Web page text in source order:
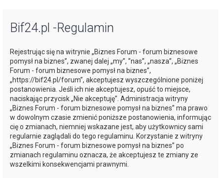
Bif24.pl -Regulamin
Rejestrując się na witrynie „Biznes Forum - forum biznesowe
pomysł na biznes”, zwanej dalej „my”, ”nas”, „nasza”, „Biznes
Forum - forum biznesowe pomysł na biznes”,
„https://bif24.pl/forum”, akceptujesz wyszczególnione poniżej
postanowienia. Jeśli ich nie akceptujesz, opuść to miejsce,
naciskając przycisk „Nie akceptuję”. Administracja witryny
„Biznes Forum - forum biznesowe pomysł na biznes” ma prawo
w dowolnym czasie zmienić poniższe postanowienia, informując
cię o zmianach, niemniej wskazane jest, aby użytkownicy sami
regularnie zaglądali do tego regulaminu. Korzystanie z witryny
„Biznes Forum - forum biznesowe pomysł na biznes” po
zmianach regulaminu oznacza, że akceptujesz te zmiany ze
wszelkimi konsekwencjami prawnymi.